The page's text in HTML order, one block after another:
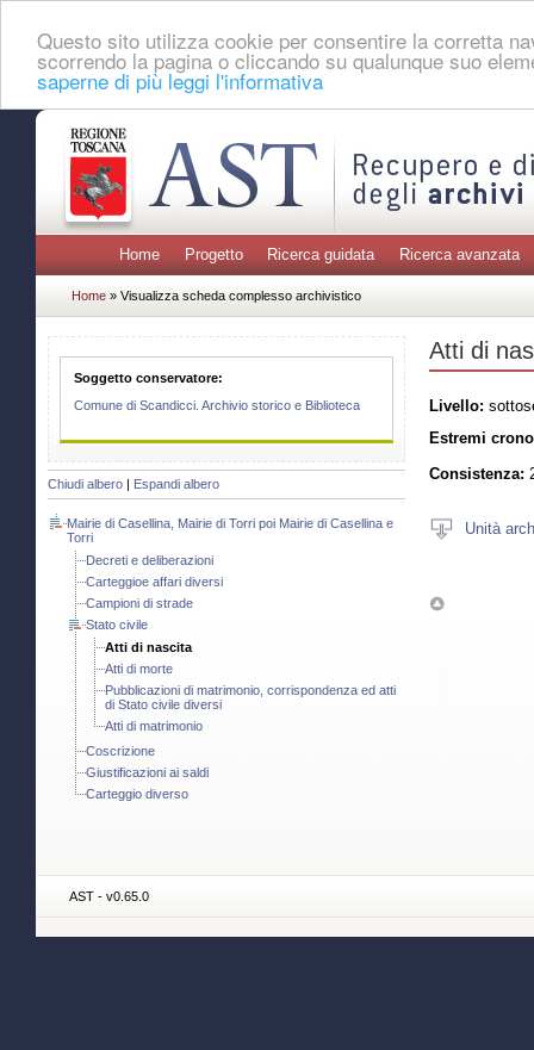
Questo sito utilizza cookie per consentire la corretta
scorrendo la pagina o cliccando su qualunque suo
saperne di più leggi l'informativa
Home Progetto Ricerca guidata Ricerca avanzata
Home » Visualizza scheda complesso archivistico
Soggetto conservatore:
Comune di Scandicci. Archivio storico e Biblioteca
Chiudi albero Espandi albero
Mairie di Casellina, Mairie di Torri poi Mairie di Casellina e
Torri
Decreti e deliberazioni
Carteggioe affari diversi
Campioni di strade
Stato civile
Atti di nascita
Atti di morte
Pubblicazioni di matrimonio, corrispondenza ed atti
di Stato civile diversi
Atti di matrimonio
Coscrizione
Giustificazioni ai saldi
Carteggio diverso
Atti di
Livello:
Estremi
Consistenza:
Unità
AST - v0.65.0